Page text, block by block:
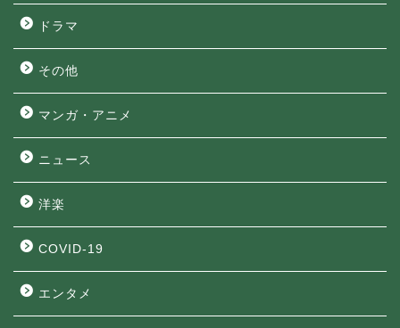
ドラマ
その他
マンガ・アニメ
ニュース
洋楽
COVID-19
エンタメ